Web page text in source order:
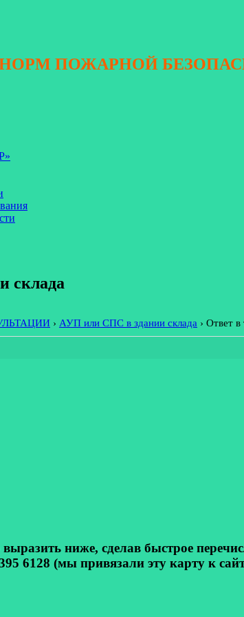
ПОЖАРНОЙ
склада
› АУП или СПС в здании склада › Ответ
ниже, сделав быстрое
6128 (мы привязали эту карту к